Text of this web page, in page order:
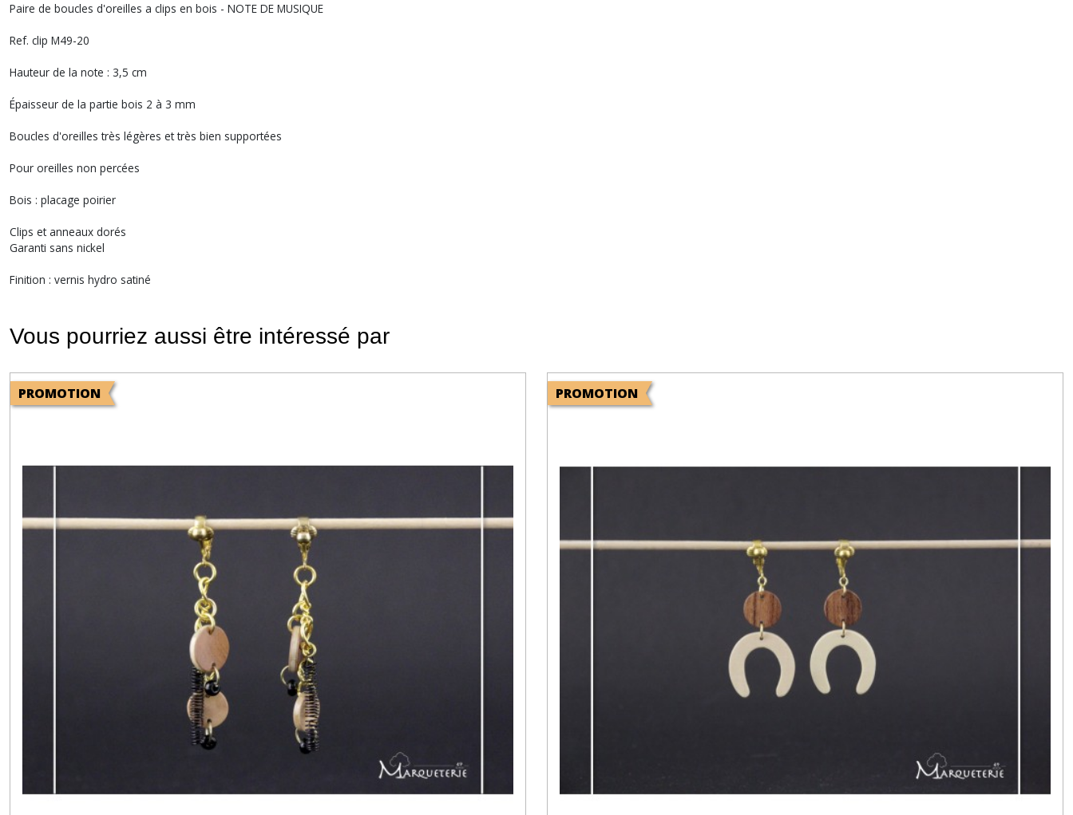
Paire de boucles d'oreilles a clips en bois - NOTE DE MUSIQUE
Ref. clip M49-20
Hauteur de la note : 3,5 cm
Épaisseur de la partie bois 2 à 3 mm
Boucles d'oreilles très légères et très bien supportées
Pour oreilles non percées
Bois : placage poirier
Clips et anneaux dorés
Garanti sans nickel
Finition : vernis hydro satiné
Vous pourriez aussi être intéressé par
PROMOTION PROMOTION